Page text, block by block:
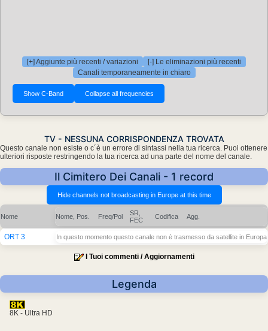
[+] Aggiunte più recenti / variazioni
[-] Le eliminazioni più recenti
Canali temporaneamente in chiaro
TV - NESSUNA CORRISPONDENZA TROVATA
Questo canale non esiste o c´è un errore di sintassi nella tua ricerca. Puoi ottenere
ulteriori risposte restringendo la tua ricerca ad una parte del nome del canale.
Il Cimitero Dei Canali - 1 record
Nome Nome, Pos. Freq/Pol
SR,
FEC
Codifica Agg.
ORT 3 In questo momento questo canale non è trasmesso da satellite in Europa
I Tuoi commenti / Aggiornamenti
Legenda
8K - Ultra HD